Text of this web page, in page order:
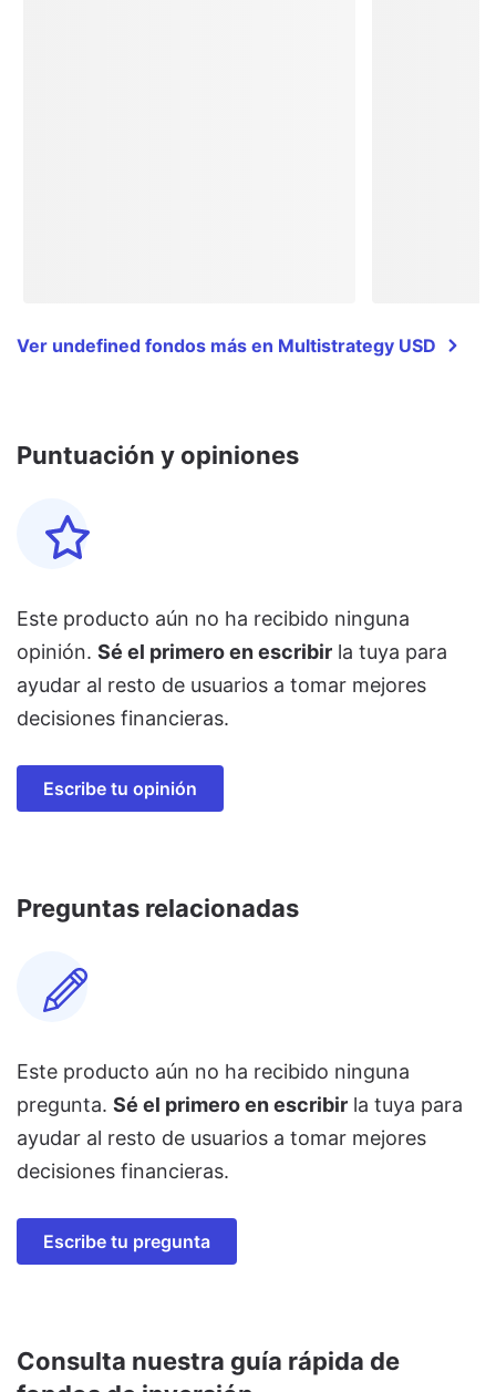
Ver undefined fondos más en Multistrategy USD
Puntuación y opiniones
Este producto aún no ha recibido ninguna
opinión. Sé el primero en escribir la tuya para
ayudar al resto de usuarios a tomar mejores
decisiones financieras.
Escribe tu opinión
Preguntas relacionadas
Este producto aún no ha recibido ninguna
pregunta. Sé el primero en escribir la tuya para
ayudar al resto de usuarios a tomar mejores
decisiones financieras.
Escribe tu pregunta
Consulta nuestra guía rápida de